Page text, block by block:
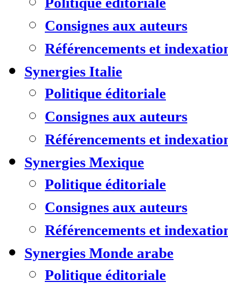
Consignes aux auteurs
Référencements et
Synergies Italie
Politique éditoriale
Consignes aux auteurs
Référencements et
Synergies Mexique
Politique éditoriale
Consignes aux auteurs
Référencements et
Synergies Monde arabe
Politique éditoriale